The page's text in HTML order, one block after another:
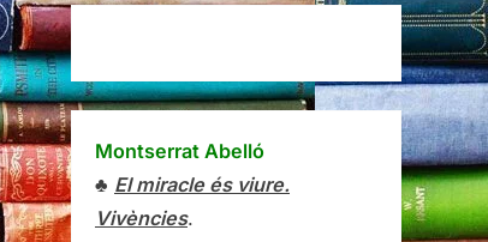
Montserrat Abelló
♣ El miracle és viure.
Vivències.